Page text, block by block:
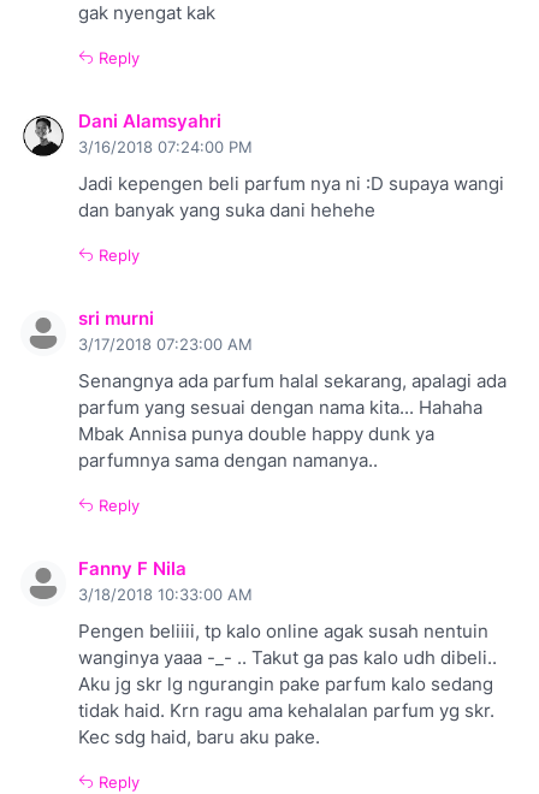
gak nyengat kak
Reply
Dani Alamsyahri
3/16/2018 07:24:00 PM
Jadi kepengen beli parfum nya ni :D supaya wangi
dan banyak yang suka dani hehehe
Reply
sri murni
3/17/2018 07:23:00 AM
Senangnya ada parfum halal sekarang, apalagi ada
parfum yang sesuai dengan nama kita... Hahaha
Mbak Annisa punya double happy dunk ya
parfumnya sama dengan namanya..
Reply
Fanny F Nila
3/18/2018 10:33:00 AM
Pengen beliiii, tp kalo online agak susah nentuin
wanginya yaaa -_- .. Takut ga pas kalo udh dibeli..
Aku jg skr lg ngurangin pake parfum kalo sedang
tidak haid. Krn ragu ama kehalalan parfum yg skr.
Kec sdg haid, baru aku pake.
Reply